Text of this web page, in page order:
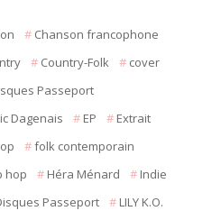
Chanson francophone
Country-Folk
cover
Passeport
Dagenais EP
Extrait
folk contemporain
hop Héra Ménard
Indie
Passeport
LILY K.O.